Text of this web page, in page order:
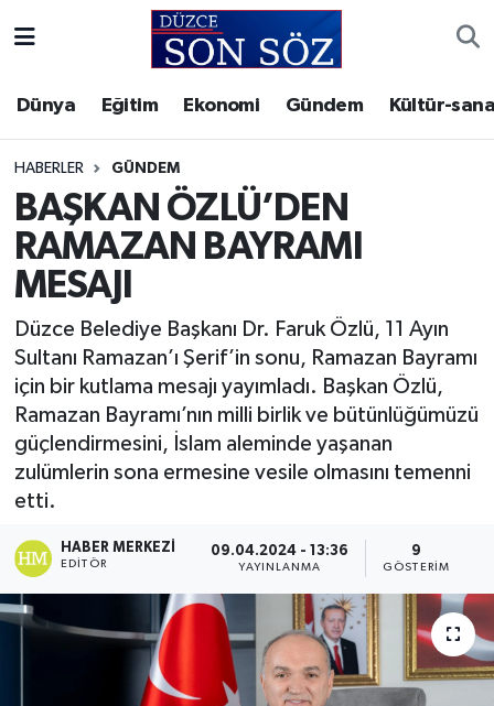
Dünya Eğitim Ekonomi Gündem Kültür-
HABERLER GÜNDEM
BAŞKAN ÖZLÜ’DEN
RAMAZAN BAYRAMI
MESAJI
Düzce Belediye Başkanı Dr. Faruk Özlü, 11 Ayın
Sultanı Ramazan’ı Şerif’in sonu, Ramazan Bayramı
için bir kutlama mesajı yayımladı. Başkan Özlü,
Ramazan Bayramı’nın milli birlik ve bütünlüğümüzü
güçlendirmesini, İslam aleminde yaşanan
zulümlerin sona ermesine vesile olmasını temenni
etti.
HABER MERKEZI
EDITÖR
09.04.2024 - 13:36
YAYINLANMA
9
GÖSTERIM
Gizlilik Sözleşmesi
İletişim
Künye
Video Galeri
Akçakoca Hava Durumu
Akçakoca Trafik Yoğunluk Haritası
Süper Lig Puan Durumu ve Fikstür
Tüm Manşetler
Son Dakika Haberleri
Haber Arşivi